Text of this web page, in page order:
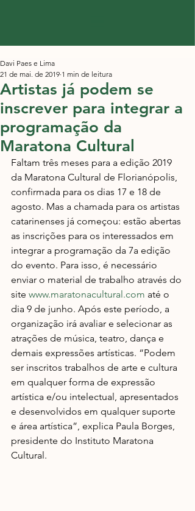
Artistas já podem se
inscrever para integrar a
programação da
Maratona Cultural
Davi Paes e Lima
21 de mai. de 2019 1 min de leitura
Faltam três meses para a edição 2019
da Maratona Cultural de Florianópolis,
confirmada para os dias 17 e 18 de
agosto. Mas a chamada para os artistas
catarinenses já começou: estão abertas
as inscrições para os interessados em
integrar a programação da 7a edição
do evento. Para isso, é necessário
enviar o material de trabalho através do
site www.maratonacultural.com até o
dia 9 de junho. Após este período, a
organização irá avaliar e selecionar as
atrações de música, teatro, dança e
demais expressões artísticas. “Podem
ser inscritos trabalhos de arte e cultura
em qualquer forma de expressão
artística e/ou intelectual, apresentados
e desenvolvidos em qualquer suporte
e área artística”, explica Paula Borges,
presidente do Instituto Maratona
Cultural.